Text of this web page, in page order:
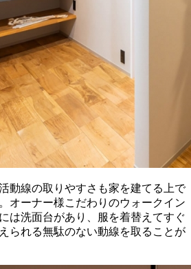
動線の取りやすさも家を建てる上で
オーナー様こだわりのウォークイン
は洗面台があり、服を着替えてすぐ
られる無駄のない動線を取ることが